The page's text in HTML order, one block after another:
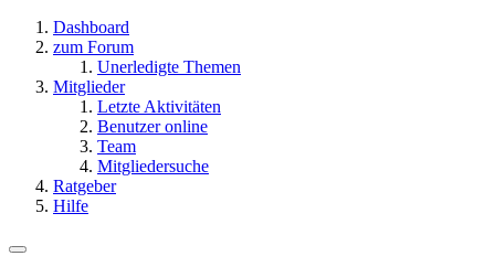
Dashboard
zum Forum
Unerledigte Themen
Mitglieder
Letzte Aktivitäten
Benutzer online
Team
Mitgliedersuche
Ratgeber
Hilfe